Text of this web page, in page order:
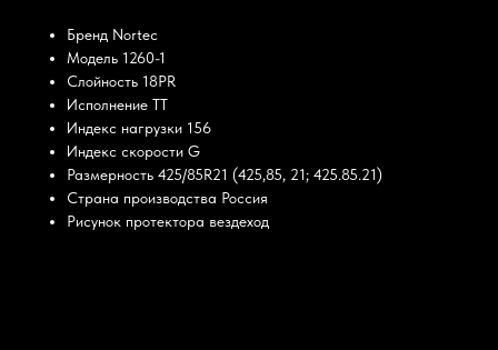
Бренд Nortec
Модель 1260-1
Слойность 18PR
Исполнение TT
Индекс нагрузки 156
Индекс скорости G
Размерность 425/85R21 (425,85, 21; 425.85.21)
Страна производства Россия
Рисунок протектора вездеход